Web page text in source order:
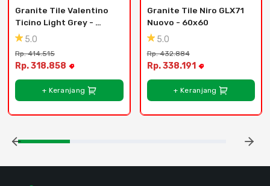
Granite Tile Valentino
Ticino Light Grey -
60x60
5.0
Rp. 414.515
Rp. 318.858
+ Keranjang
Granite Tile Niro GLX71
Nuovo - 60x60
5.0
Rp. 432.884
Rp. 338.191
+ Keranjang